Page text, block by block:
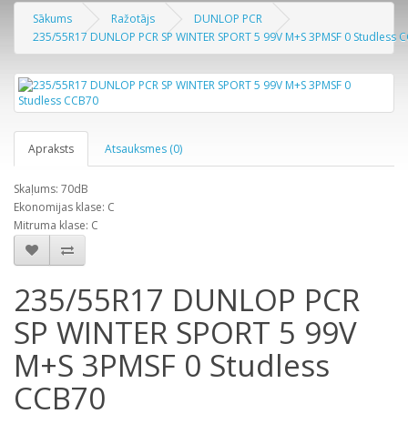
Sākums Ražotājs
DUNLOP PCR
235/55R17 DUNLOP PCR SP WINTER SPORT 5 99V M+S 3PMSF 0 Studless
Apraksts Atsauksmes (0)
Skaļums: 70dB
Ekonomijas klase: C
Mitruma klase: C
235/55R17 DUNLOP PCR
SP WINTER SPORT 5 99V
M+S 3PMSF 0 Studless
CCB70